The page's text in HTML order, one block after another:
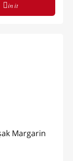
in it
Margarin